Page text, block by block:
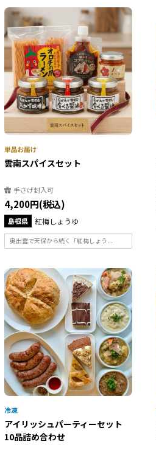
雲南スパイスセット
手さげ封入可
4,200円(税込)
島根県 紅梅しょうゆ
奥出雲で天保から続く「紅梅しょう...
アイリッシュパーティーセット
10品詰め合わせ